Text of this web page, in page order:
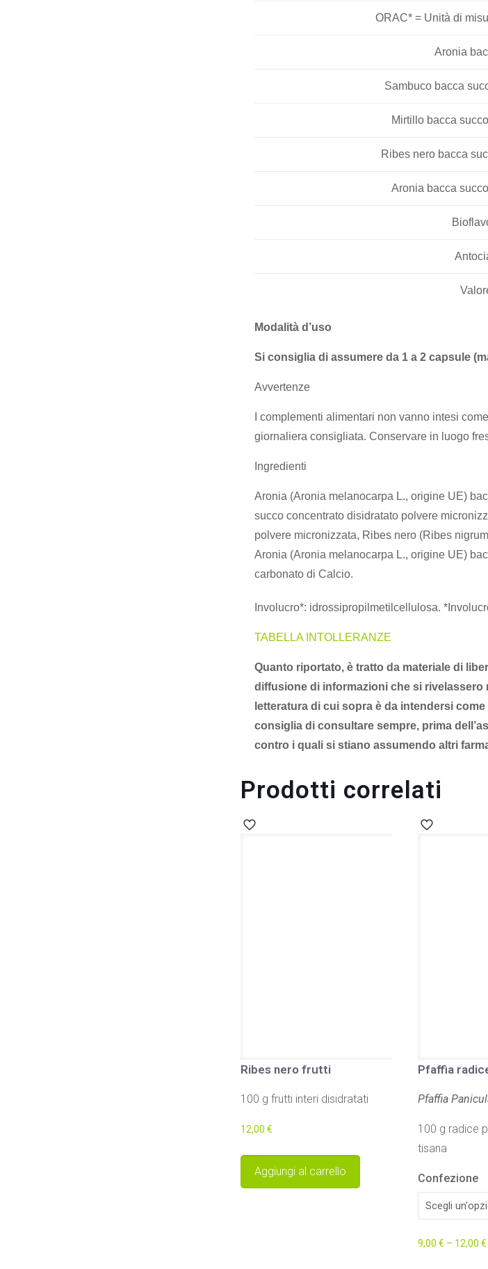
ORAC* = Unità di
Aronia
Sambuco bacca
Mirtillo bacca
Ribes nero bacca
Aronia bacca
Modalità d’uso
Si consiglia di assumere da 1 a 2 capsule
Avvertenze
I complementi alimentari non vanno intesi
giornaliera consigliata. Conservare in luogo
Ingredienti
Aronia (Aronia melanocarpa L., origine UE)
succo concentrato disidratato polvere
polvere micronizzata, Ribes nero (Ribes
Aronia (Aronia melanocarpa L., origine UE)
carbonato di Calcio.
Involucro*: idrossipropilmetilcellulosa.
TABELLA INTOLLERANZE
Quanto riportato, è tratto da materiale di
diffusione di informazioni che si rivelassero
letteratura di cui sopra è da intendersi
consiglia di consultare sempre, prima
contro i quali si stiano assumendo altri
Prodotti correlati
Ribes nero frutti
100 g frutti interi disidratati
12,00 €
Aggiungi al carrello
Pfaffia
Pfaffia
100 g radice
tisana
Confezione
9,00€ – 12,00€